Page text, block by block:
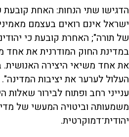
הדגישו שתי הנחות: האחת
ישראל אינם רואים בעצמם
של תורה"; האחרת קובעת כי
במדינת החוק המודרנית את אחד
את אחד משיאי היצירה האנושית.
העלול לערער את יציבות המדינה".
ענייני רחב ופתוח לבירור שאלות
משמעותה וביטויה המעשי של
יהודית־דמוקרטית.